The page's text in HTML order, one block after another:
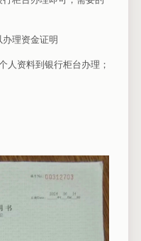
理资金证明
资料到银行柜台办理；